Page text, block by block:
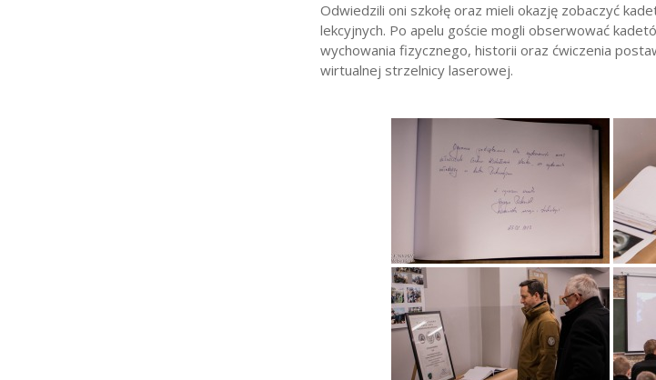
Odwiedzili oni szkołę oraz mieli okazję zobaczyć
lekcyjnych. Po apelu goście mogli obserwować
wychowania fizycznego, historii oraz ćwiczenia
wirtualnej strzelnicy laserowej.